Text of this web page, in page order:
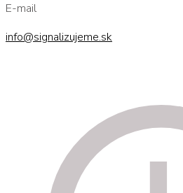
E-mail
info@signalizujeme.sk